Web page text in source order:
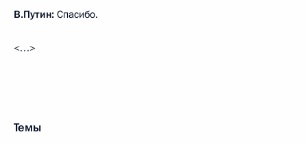
В.Путин: Спасибо.
<…>
Темы